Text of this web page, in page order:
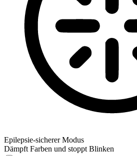
Epilepsie-sicherer Modus
Dämpft Farben und stoppt Blinken